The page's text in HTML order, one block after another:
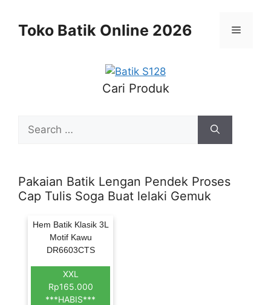
contentToko Batik Online 2026 Menu
Cari Produk
for:
Pakaian Batik Lengan Pendek Proses
Cap Tulis Soga Buat lelaki Gemuk
Hem Batik Klasik 3L
Motif Kawu
DR6603CTS
XXL
Rp165.000
***HABIS***